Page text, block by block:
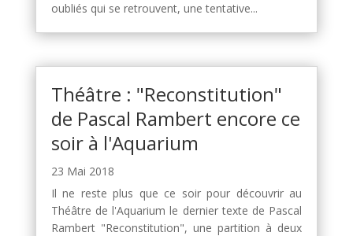
oubliés qui se retrouvent, une tentative...
Théâtre : "Reconstitution"
de Pascal Rambert encore ce
soir à l'Aquarium
23 Mai 2018
Il ne reste plus que ce soir pour découvrir au
Théâtre de l'Aquarium le dernier texte de Pascal
Rambert "Reconstitution", une partition à deux